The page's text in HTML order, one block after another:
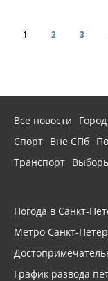
1 2 3
Все новости Город
Спорт Вне СПб
Транспорт
Погода в Санкт-
Метро Санкт-
График развода